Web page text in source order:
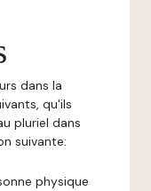
dans la
qu'ils
pluriel dans
suivante:
physique